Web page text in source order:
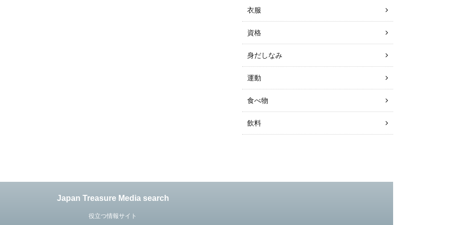
衣服
資格
身だしなみ
運動
食べ物
飲料
Japan Treasure Media search
役立つ情報サイト
Powered by